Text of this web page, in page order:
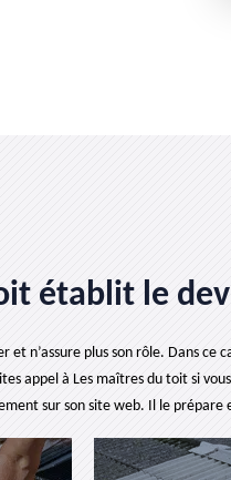
établit le
et n’assure plus son rôle. Dans
appel à Les maîtres du toit si
sur son site web. Il le prépare